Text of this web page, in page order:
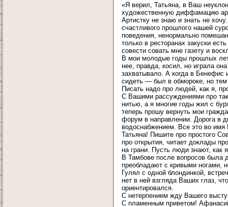
«Я верил, Татьяна, в Ваш
художественную диффамацию
Артистку не знаю и знать не
счастливого прошлого нашей
поведения, ненормально
только в ресторанах закуски
совести совать мне газету и
В мои молодые годы прошлых
нее, правда, косил, но играла
захватывало. А когда в
сидеть — был в обмороке, но тем
Писать надо про людей, как я,
С Вашими рассуждениями про
нитью, а я многие годы жил с
теперь прошу вернуть мои
форум в направлении. Дорога в
водоснабжением. Все это во
Татьяна! Пишите про простого
про открытия, читает доклады
на грани. Пусть люди знают, как
В Тамбове после вопросов была
преобладают с кривыми ногами,
Гулял с одной блондинкой,
нет в ней взгляда Ваших глаз,
ориентировался.
С нетерпением жду Вашего
С пламенным приветом!